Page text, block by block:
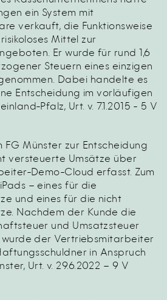
ein System mit
verkauft, die Funktionsweise
Mittel zur
Er wurde für rund 1,6
Steuern eines einzigen
Dabei handelte es
Entscheidung im vorläufigen
Pfalz, Urt. v. 7.1.2015 - 5 V
FG Münster zur Entscheidung
versteuerte Umsätze über
Demo-Cloud erfasst. Zum
– eines für die
und eines für die nicht
Nachdem der Kunde die
und Umsatzsteuer
wurde der Vertriebsmitarbeiter
in Anspruch
Urt. v. 29.6.2022 – 9 V